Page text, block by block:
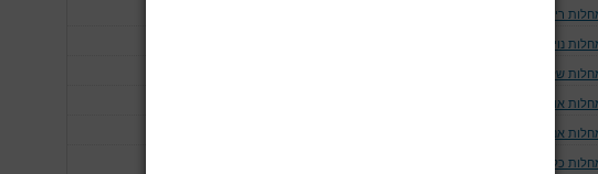
ריאה ודרכי האויר
נוירולוגיות
שלד
אוטו-אימוניות
אנדוקריניות
כליה ומערכת השתן